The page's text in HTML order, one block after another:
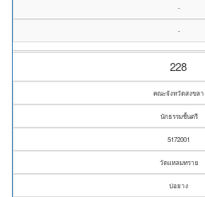
-
-
228
คณะจังหวัดสงขลา
นักธรรมชั้นตรี
5172001
วัดแหลมทราย
บ่อยาง